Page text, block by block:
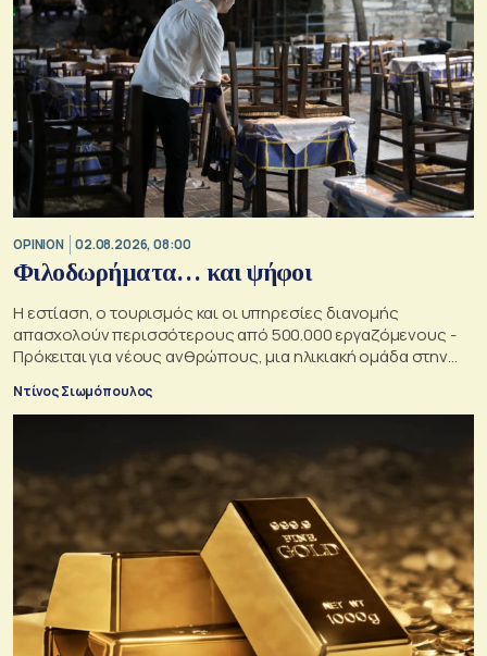
OPINION 02.08.2026, 08:00
Φιλοδωρήματα… και ψήφοι
Η εστίαση, ο τουρισμός και οι υπηρεσίες διανομής
απασχολούν περισσότερους από 500.000 εργαζόμενους -
Πρόκειται για νέους ανθρώπους, μια ηλικιακή ομάδα στην
οποία κάθε κυβέρνηση θα ήθελε να αυξήσει την επιρροή της
Ντίνος Σιωμόπουλος